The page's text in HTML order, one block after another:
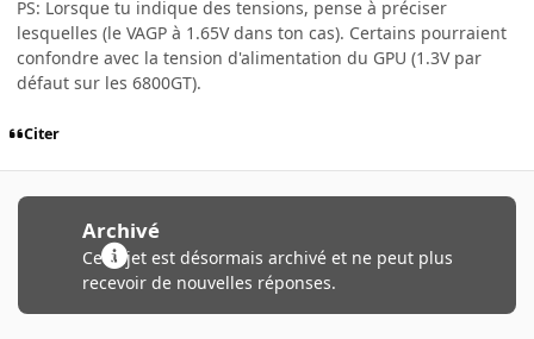
PS: Lorsque tu indique des tensions, pense à préciser
lesquelles (le VAGP à 1.65V dans ton cas). Certains pourraient
confondre avec la tension d'alimentation du GPU (1.3V par
défaut sur les 6800GT).
Citer
Archivé
Ce sujet est désormais archivé et ne peut plus
recevoir de nouvelles réponses.